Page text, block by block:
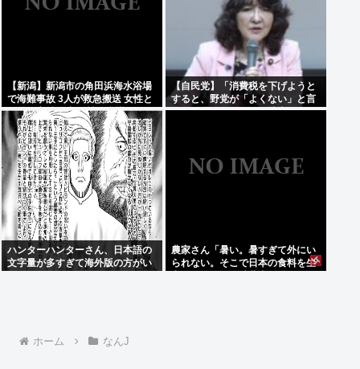
【新潟】新潟市の角田浜海水浴場
で海難事故 3人が救急搬送 女性と
男児が心肺停止 男性は意識あり
【自民党】「消費税を下げようと
すると、野党が「よくない」と言
うのが理解できない」片山さつき
ハンターハンターさん、日本語の
文字量が多すぎて海外版の方がい
農家さん「暑い。暑すぎて外にい
られない。そこで日本の食料を生
ホーム なんJ